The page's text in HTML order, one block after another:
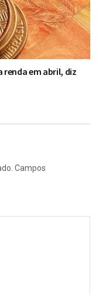
em abril, diz
Campos